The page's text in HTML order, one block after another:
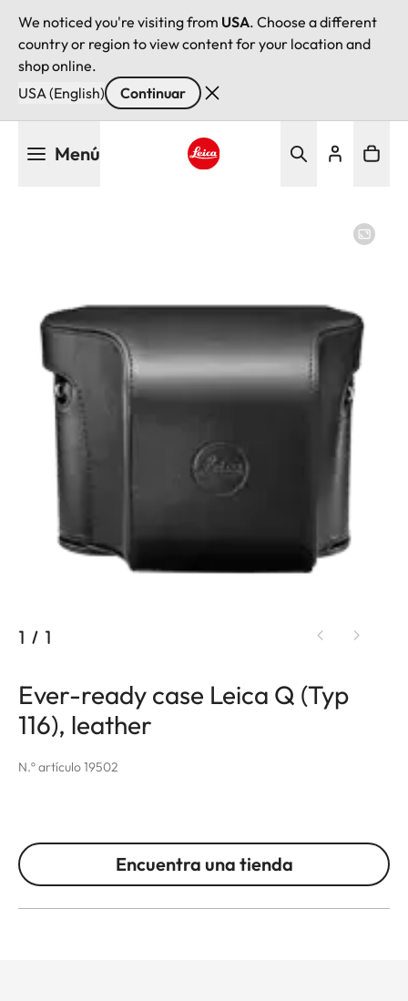
We noticed you're visiting from USA. Choose a different
country or region to view content for your location and
shop online.
USA (English)
Continuar
Menú
1 / 1
Ever-ready case Leica Q (Typ
116), leather
N.º artículo 19502
Encuentra una tienda